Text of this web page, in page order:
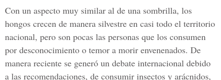
Con un aspecto muy similar al de una sombrilla, los
hongos crecen de manera silvestre en casi todo el territorio
nacional, pero son pocas las personas que los consumen
por desconocimiento o temor a morir envenenados. De
manera reciente se generó un debate internacional debido
a las recomendaciones, de consumir insectos y arácnidos,